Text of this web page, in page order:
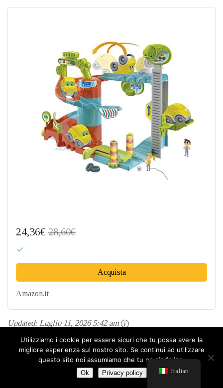
24,36€ 28,60€
Acquista
Amazon.it
Updated: Luglio 11, 2026 5:42 am
garage divertenteè un giocattolo versatile e
coinvolgente che offre ai bambini infinite opportunità
Italian
Utilizziamo i cookie per essere sicuri che tu possa avere la
migliore esperienza sul nostro sito. Se continui ad utilizzare
questo sito noi assumiamo che tu ne sia felice.
Ok Privacy policy